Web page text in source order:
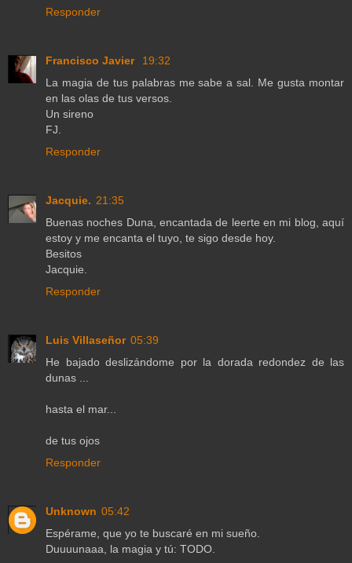
Responder
Francisco Javier
19:32
La magia de tus palabras me sabe a sal. Me gusta montar
en las olas de tus versos.
Un sireno
FJ.
Responder
Jacquie. 21:35
Buenas noches Duna, encantada de leerte en mi blog, aquí
estoy y me encanta el tuyo, te sigo desde hoy.
Besitos
Jacquie.
Responder
Luis Villaseñor 05:39
He bajado deslizándome por la dorada redondez de las
dunas ...
hasta el mar...
de tus ojos
Responder
Unknown 05:42
Espérame, que yo te buscaré en mi sueño.
Duuuunaaa, la magia y tú: TODO.